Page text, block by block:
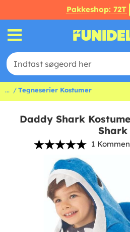
Pakkeshop: 72T
... Tegneserier Kostumer
Daddy Shark
Shark
1